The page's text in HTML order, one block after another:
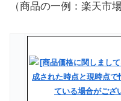
（商品の一例：楽天市場